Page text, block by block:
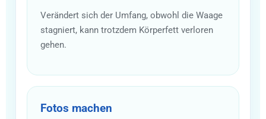
Verändert sich der Umfang, obwohl die Waage
stagniert, kann trotzdem Körperfett verloren
gehen.
Fotos machen